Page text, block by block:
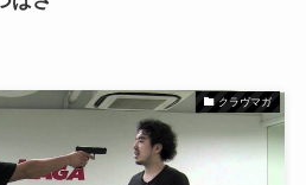
クラヴマガ